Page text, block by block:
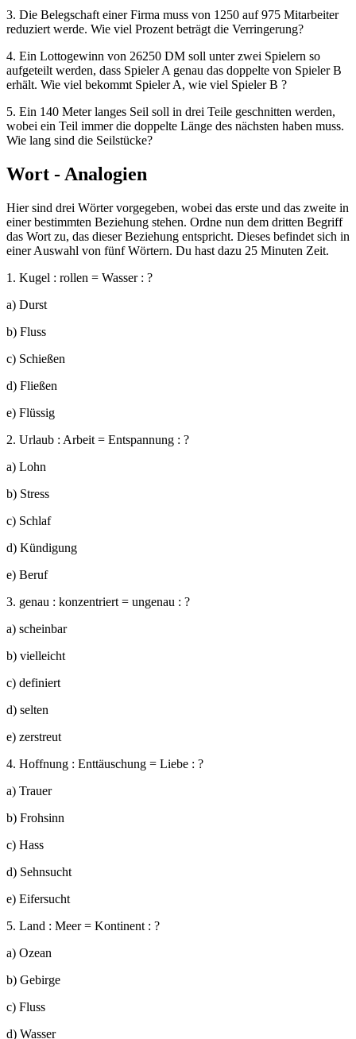
3. Die Belegschaft einer Firma muss von 1250 auf 975 Mitarbeiter
reduziert werde. Wie viel Prozent beträgt die Verringerung?
4. Ein Lottogewinn von 26250 DM soll unter zwei Spielern so
aufgeteilt werden, dass Spieler A genau das doppelte von Spieler B
erhält. Wie viel bekommt Spieler A, wie viel Spieler B ?
5. Ein 140 Meter langes Seil soll in drei Teile geschnitten werden,
wobei ein Teil immer die doppelte Länge des nächsten haben muss.
Wie lang sind die Seilstücke?
Wort - Analogien
Hier sind drei Wörter vorgegeben, wobei das erste und das zweite in
einer bestimmten Beziehung stehen. Ordne nun dem dritten Begriff
das Wort zu, das dieser Beziehung entspricht. Dieses befindet sich in
einer Auswahl von fünf Wörtern. Du hast dazu 25 Minuten Zeit.
1. Kugel : rollen = Wasser : ?
a) Durst
b) Fluss
c) Schießen
d) Fließen
e) Flüssig
2. Urlaub : Arbeit = Entspannung : ?
a) Lohn
b) Stress
c) Schlaf
d) Kündigung
e) Beruf
3. genau : konzentriert = ungenau : ?
a) scheinbar
b) vielleicht
c) definiert
d) selten
e) zerstreut
4. Hoffnung : Enttäuschung = Liebe : ?
a) Trauer
b) Frohsinn
c) Hass
d) Sehnsucht
e) Eifersucht
5. Land : Meer = Kontinent : ?
a) Ozean
b) Gebirge
c) Fluss
d) Wasser